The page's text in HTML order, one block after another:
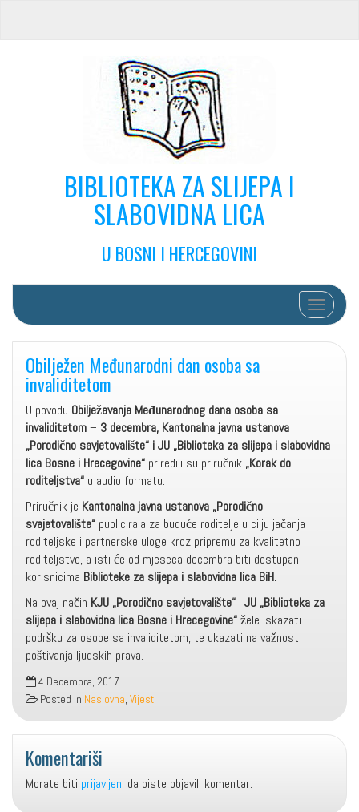
BIBLIOTEKA ZA SLIJEPA I
SLABOVIDNA LICA
U BOSNI I HERCEGOVINI
Toggle
Obilježen Međunarodni dan osoba sa
invaliditetom
U povodu Obilježavanja Međunarodnog dana osoba sa
invaliditetom– 3 decembra, Kantonalna javna ustanova
„Porodično savjetovalište“ i JU „Biblioteka za slijepa i slabovidna
lica Bosne i Hrecegovine“ priredili su priručnik „Korak do
roditeljstva“ u audio formatu.
Priručnik je Kantonalna javna ustanova „Porodično
svajetovalište“ publicirala za buduće roditelje u cilju jačanja
roditeljske i partnerske uloge kroz pripremu za kvalitetno
roditeljstvo, a isti će od mjeseca decembra biti dostupan
korisnicima Biblioteke za slijepa i slabovidna lica BiH.
Na ovaj način KJU „Porodično savjetovalište“ i JU „Biblioteka za
slijepa i slabovidna lica Bosne i Hrecegovine“žele iskazati
podršku za osobe sa invaliditetom, te ukazati na važnost
poštivanja ljudskih prava.
4 Decembra, 2017
Posted in Naslovna, Vijesti
Komentariši
Morate biti prijavljeni da biste objavili komentar.